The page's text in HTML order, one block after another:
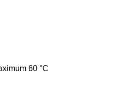
60 °C